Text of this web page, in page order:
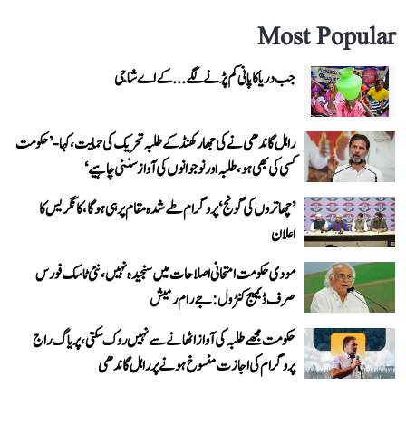
Most Popular
جب دریا کا پانی کم پڑنے لگے...کے اے شاجی
راہل گاندھی نے کی جھارکھنڈ کے طلبہ تحریک کی حمایت، کہا- ’حکومت
کسی کی بھی ہو، طلبہ اور نوجوانوں کی آواز سننی چاہیے‘
’چھاتروں کی گونج‘ پروگرام طے شدہ مقام پر ہی ہوگا، کانگریس کا
اعلان
مودی حکومت امتحانی اصلاحات میں سنجیدہ نہیں، نئی ٹاسک فورس
صرف ڈیمیج کنٹرول: جے رام رمیش
حکومت مجھے طلبہ کی آواز اٹھانے سے نہیں روک سکتی، پریاگ راج
پروگرام کی اجازت منسوخ ہونے پر راہل گاندھی